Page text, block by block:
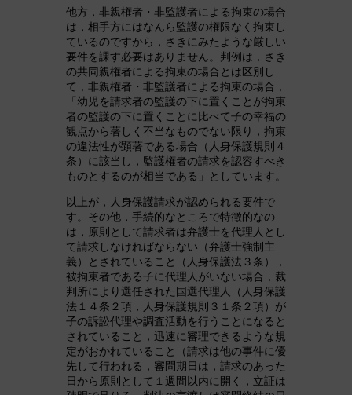
他方，非親権者・非監護者による拘束の場合
は，相手方にはなんら監護の権限なく拘束し
ているのですから，さきにみたような厳しい
要件を課す必要はありません。判例は，さき
の共同親権者による拘束の場合とは区別し
て，非親権者・非監護者による拘束の場合，
「幼児を請求者の監護の下に置くことが拘束
者の監護の下に置くことに比べて子の幸福の
観点から著しく不当なものでない限り，拘束
の違法性が顕著である場合（人身保護規則４
条）に該当し，監護権者の請求を認容すべき
ものとするのが相当である」としています。
以上が，人身保護請求が認められる要件で
す。その他，手続的なところで特徴的なの
は，原則として請求者は弁護士を代理人とし
て請求しなければならない（弁護士強制主
義）とされていること（人身保護法３条），
被拘束者である子に代理人がいない場合，裁
判所により選任された国選代理人（人身保護
法１４条２項，人身保護規則３１条２項）が
子の訴訟代理や調査活動を行うことになると
されていること，迅速に審理できるような規
定がおかれていること（請求は他の事件に優
先して行われる，審問期日は，請求のあった
日から原則として１週間以内に開く，立証は